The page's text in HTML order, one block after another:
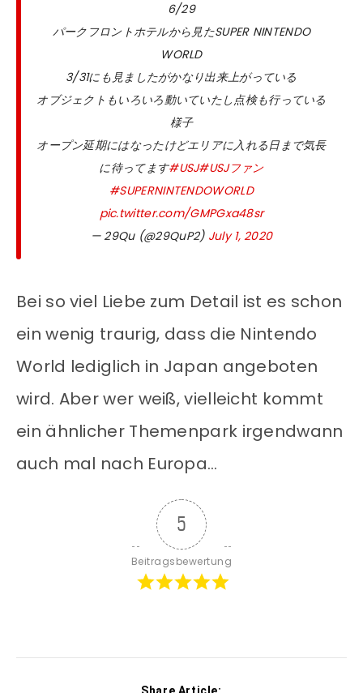
6/29
パークフロントホテルから見たSUPER NINTENDO
WORLD
3/31にも見ましたがかなり出来上がっている
オブジェクトもいろいろ動いていたし点検も行っている
様子
オープン延期にはなったけどエリアに入れる日まで気長
に待ってます#USJ#USJファン
#SUPERNINTENDOWORLD
pic.twitter.com/GMPGxa48sr
— 29Qu (@29QuP2) July 1, 2020
Bei so viel Liebe zum Detail ist es schon
ein wenig traurig, dass die Nintendo
World lediglich in Japan angeboten
wird. Aber wer weiß, vielleicht kommt
ein ähnlicher Themenpark irgendwann
auch mal nach Europa…
5
Beitragsbewertung